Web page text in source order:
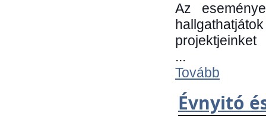
Az
projektjeinket
...
Tovább
Évnyitó